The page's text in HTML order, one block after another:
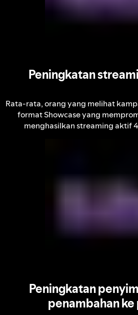
Peningkatan
Rata-rata, orang yang melihat
format Showcase yang
menghasilkan streaming aktif
Peningkatan
penambahan